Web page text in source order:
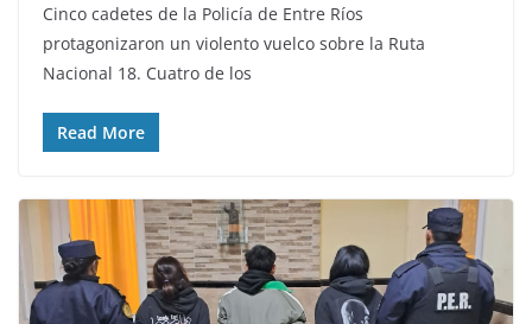
Cinco cadetes de la Policía de Entre Ríos
protagonizaron un violento vuelco sobre la Ruta
Nacional 18. Cuatro de los
Read More